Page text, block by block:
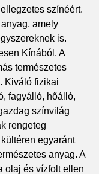
színéért.
amely
is.
Kínából. A
természetes
Kiváló fizikai
fagyálló, hőálló,
színvilág
rengeteg
egyaránt
anyag. A
olaj és vízfolt ellen